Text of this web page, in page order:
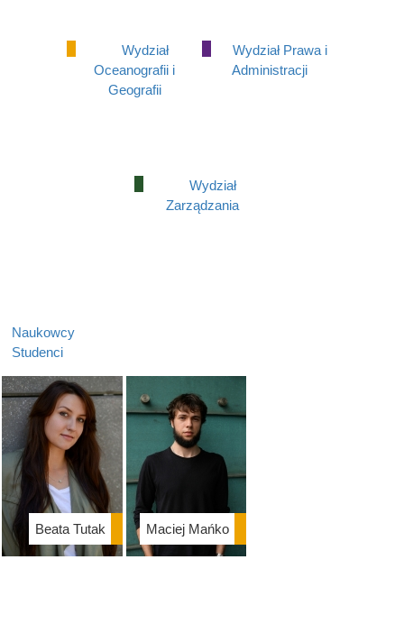
Wydział
Oceanografii i
Geografii
Wydział Prawa i
Administracji
Wydział
Zarządzania
Naukowcy
Studenci
Beata Tutak Maciej Mańko